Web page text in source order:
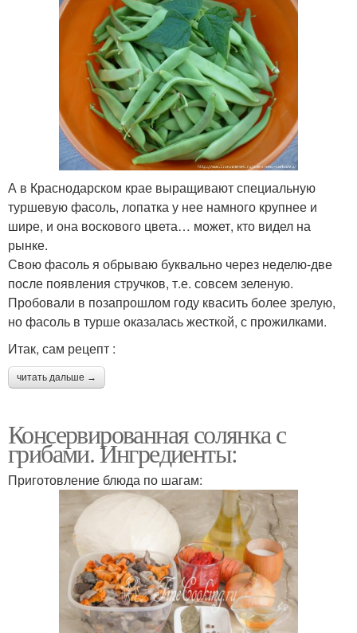
А в Краснодарском крае выращивают специальную
туршевую фасоль, лопатка у нее намного крупнее и
шире, и она воскового цвета… может, кто видел на
рынке.
Свою фасоль я обрываю буквально через неделю-две
после появления стручков, т.е. совсем зеленую.
Пробовали в позапрошлом году квасить более зрелую,
но фасоль в турше оказалась жесткой, с прожилками.
Итак, сам рецепт :
читать дальше →
Консервированная солянка с
грибами. Ингредиенты:
Приготовление блюда по шагам: